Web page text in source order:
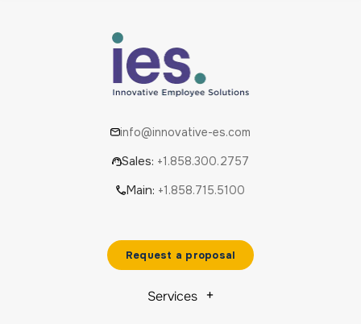
info@innovative-es.com
Sales: +1.858.300.2757
Main: +1.858.715.5100
Request a proposal
Services